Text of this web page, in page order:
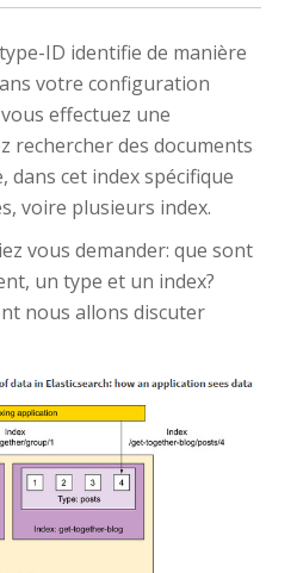
ID identifie de manière
votre configuration
effectuez une
rechercher des documents
dans cet index spécifique
voire plusieurs index.
vous demander: que sont
un type et un index?
nous allons discuter